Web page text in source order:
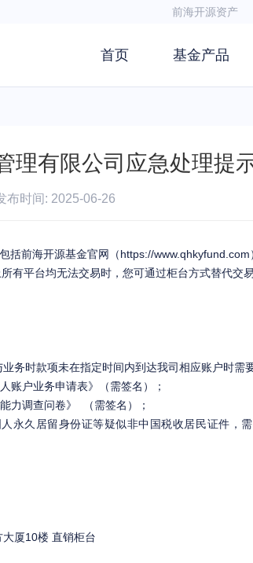
前海开源资产
首页 基金产品
理有限公司应急处理提
布时间: 2025-06-26
括前海开源基金官网（https://www.qhkyfund.com
有平台均无法交易时，您可通过柜台方式替代交易
务时款项未在指定时间内到达我司相应账户时需
账户业务申请表》（需签名）；
力调查问卷》 （需签名）；
永久居留身份证等疑似非中国税收居民证件，
厦10楼 直销柜台